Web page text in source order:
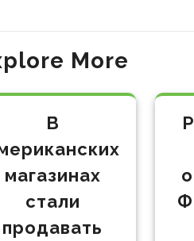
More
В
магазинах
стали
продавать